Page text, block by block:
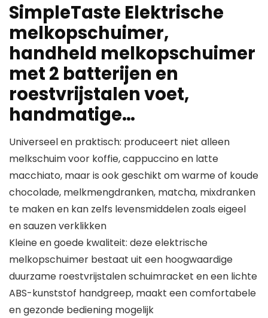
SimpleTaste Elektrische
melkopschuimer,
handheld melkopschuimer
met 2 batterijen en
roestvrijstalen voet,
handmatige…
Universeel en praktisch: produceert niet alleen
melkschuim voor koffie, cappuccino en latte
macchiato, maar is ook geschikt om warme of koude
chocolade, melkmengdranken, matcha, mixdranken
te maken en kan zelfs levensmiddelen zoals eigeel
en sauzen verklikken
Kleine en goede kwaliteit: deze elektrische
melkopschuimer bestaat uit een hoogwaardige
duurzame roestvrijstalen schuimracket en een lichte
ABS-kunststof handgreep, maakt een comfortabele
en gezonde bediening mogelijk